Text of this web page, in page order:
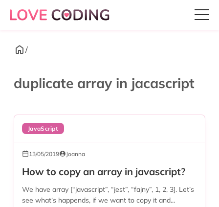
/
duplicate array in jacascript
JavaScript
13/05/2019 Joanna
How to copy an array in javascript?
We have array [“javascript”, “jest”, “fajny”, 1, 2, 3]. Let’s
see what’s happends, if we want to copy it and...